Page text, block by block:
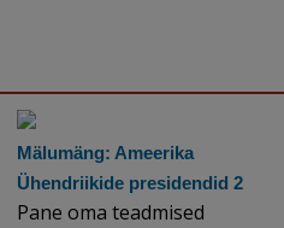
Mälumäng: Ameerika
Ühendriikide presidendid 2
Pane oma teadmised